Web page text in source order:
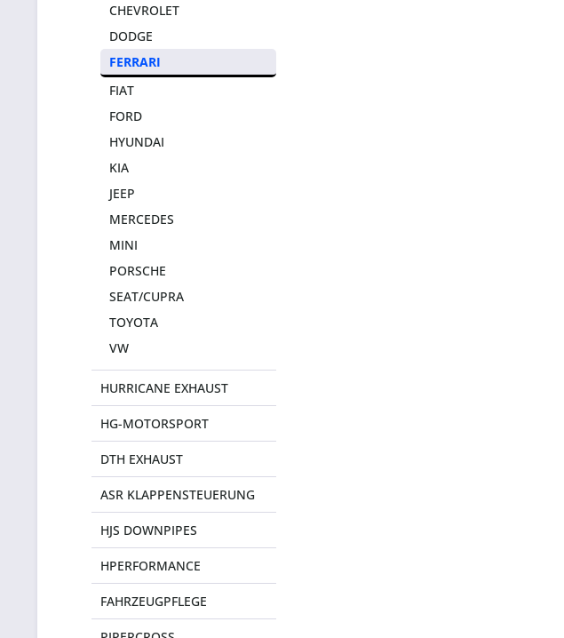
CHEVROLET
DODGE
FERRARI
FIAT
FORD
HYUNDAI
KIA
JEEP
MERCEDES
MINI
PORSCHE
SEAT/CUPRA
TOYOTA
VW
HURRICANE EXHAUST
HG-MOTORSPORT
DTH EXHAUST
ASR KLAPPENSTEUERUNG
HJS DOWNPIPES
HPERFORMANCE
FAHRZEUGPFLEGE